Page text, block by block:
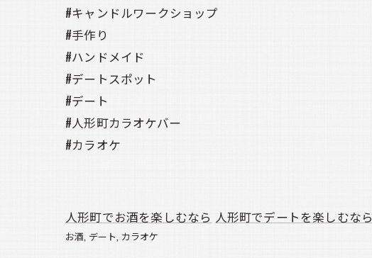
#キャンドルワークショップ
#手作り
#ハンドメイド
#デートスポット
#デート
#人形町カラオケバー
#カラオケ
人形町でお酒を楽しむなら 人形町でデートを楽しむなら
お酒 デート カラオケ